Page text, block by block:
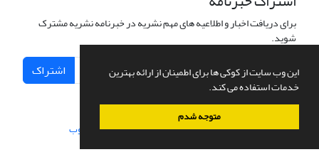
این وب سایت از کوکی ها برای اطمینان از ارائه بهترین
خدمات استفاده می کند.
متوجه شدم
برای دریافت اخبار و اطلاعیه های مهم نشریه در خبرنامه نشریه مشترک
شوید.
اشتراک
سامانه مدیریت نشریات علمی.طراحی و پیاده سازی از سیناوب